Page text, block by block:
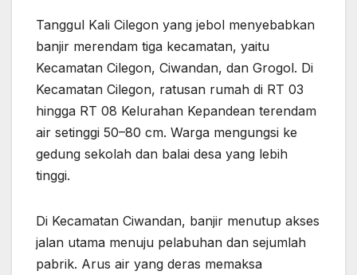
Tanggul Kali Cilegon yang jebol menyebabkan
banjir merendam tiga kecamatan, yaitu
Kecamatan Cilegon, Ciwandan, dan Grogol. Di
Kecamatan Cilegon, ratusan rumah di RT 03
hingga RT 08 Kelurahan Kepandean terendam
air setinggi 50–80 cm. Warga mengungsi ke
gedung sekolah dan balai desa yang lebih
tinggi.
Di Kecamatan Ciwandan, banjir menutup akses
jalan utama menuju pelabuhan dan sejumlah
pabrik. Arus air yang deras memaksa